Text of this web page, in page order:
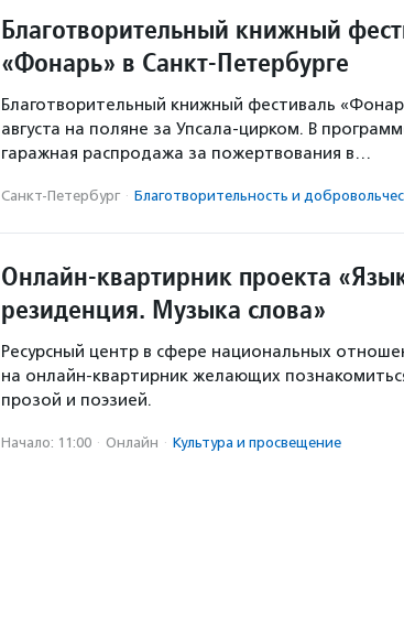
Благотворительный книжный
«Фонарь» в Санкт-Петербурге
Благотворительный книжный фестиваль
августа на поляне за Упсала-цирком. В
гаражная распродажа за пожертвования в…
Санкт-Петербург · Благотвори­тель­ность и
Онлайн-квартирник проекта
резиденция. Музыка слова»
Ресурсный центр в сфере национальных
на онлайн-квартирник желающих
прозой и поэзией.
Начало: 11:00 · Онлайн · Культура и просвещение